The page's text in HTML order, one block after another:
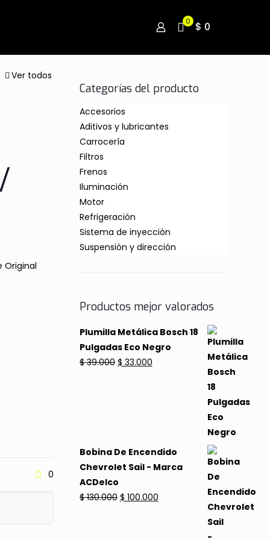
0 $ 0
Ver todos
Original
0
Categorías del producto
Accesorios
Aditivos y lubricantes
Carrocería
Filtros
Frenos
Iluminación
Motor
Refrigeración
Sistema de inyección
Suspensión y dirección
Productos mejor valorados
Plumilla Metálica Bosch 18
Pulgadas Eco Negro
$39.000 El
$ 33.000El
Bobina De Encendido
Chevrolet Sail - Marca
ACDelco
$130.000 El
$ 100.000El